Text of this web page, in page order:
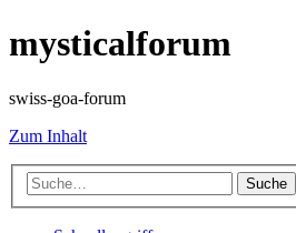
mysticalforum
swiss-goa-forum
Zum Inhalt
Suche